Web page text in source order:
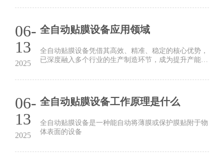
全自动贴膜设备应用领域
06-
13
2025
全自动贴膜设备凭借其高效、精准、稳定的核心优势，
已深度融入多个行业的生产制造环节，成为提升产能、
全自动贴膜设备工作原理是什么
06-
13
2025
全自动贴膜设备是一种能自动将薄膜或保护膜贴附于物
体表面的设备